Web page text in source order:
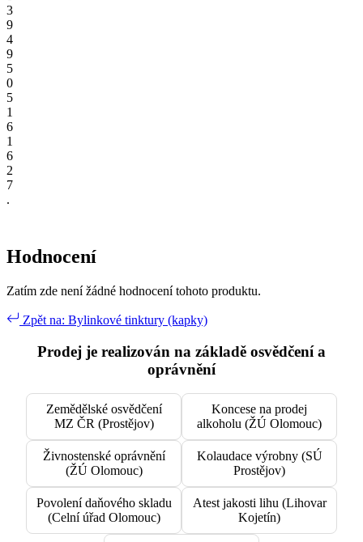
3
9
4
9
5
0
5
1
6
1
6
2
7
.
Hodnocení
Zatím zde není žádné hodnocení tohoto produktu.
Zpět na: Bylinkové tinktury (kapky)
Prodej je realizován na základě osvědčení a
oprávnění
Zemědělské osvědčení
MZ ČR (Prostějov)
Koncese na prodej
alkoholu (ŽÚ Olomouc)
Živnostenské oprávnění
(ŽÚ Olomouc)
Kolaudace výrobny (SÚ
Prostějov)
Povolení daňového skladu
(Celní úřad Olomouc)
Atest jakosti lihu (Lihovar
Kojetín)